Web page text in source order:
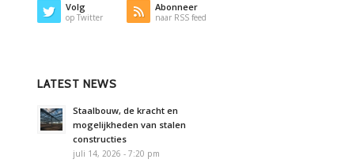
Volg
op Twitter
Abonneer
naar RSS feed
LATEST NEWS
Staalbouw, de kracht en
mogelijkheden van stalen
constructies
juli 14, 2026 - 7:20 pm